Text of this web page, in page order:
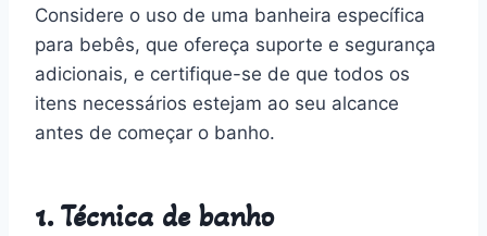
Considere o uso de uma banheira específica
para bebês, que ofereça suporte e segurança
adicionais, e certifique-se de que todos os
itens necessários estejam ao seu alcance
antes de começar o banho.
1. Técnica de banho